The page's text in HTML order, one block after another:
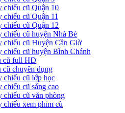
chiếu cũ Quận 10
chiếu cũ Quận 11
chiếu cũ Quận 12
chiếu cũ huyện Nhà Bè
chiếu cũ Huyện Cần Giờ
chiếu cũ huyện Bình Chánh
cũ full HD
cũ chuyên dụng
chiếu cũ lớp học
chiếu cũ sáng cao
chiếu cũ văn phòng
chiếu xem phim cũ